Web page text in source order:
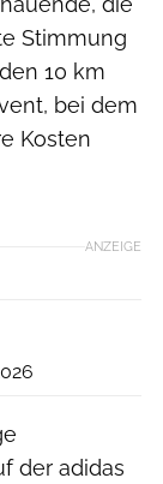
Stimmung
10 km
bei dem
Kosten
ANZEIGE
der adidas